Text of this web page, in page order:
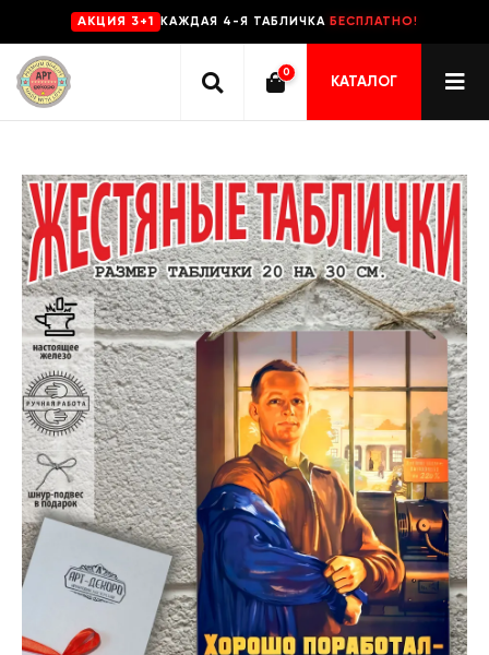
AKЦИЯ 3+1 КАЖДАЯ 4-Я ТАБЛИЧКА БЕСПЛАТНО!
0
КАТАЛОГ